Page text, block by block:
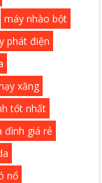
máy nhào bột
phát điện
xăng
tốt nhất
đình giá rẻ
nổ